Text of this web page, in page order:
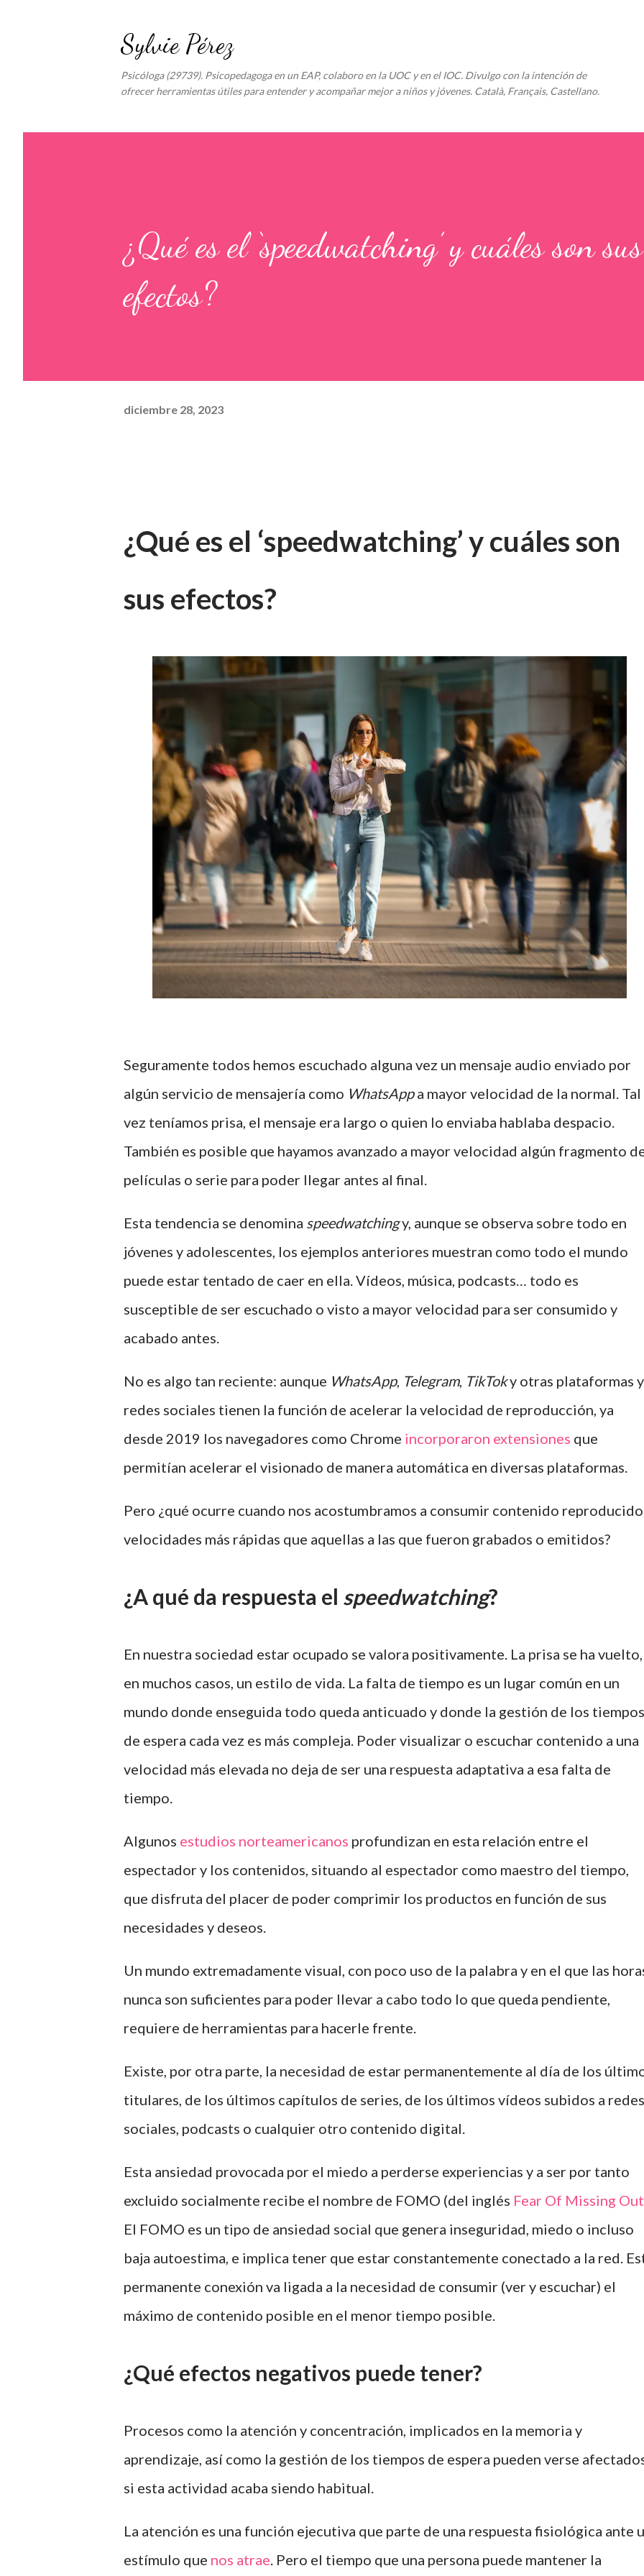
Sylvie Pérez
Psicóloga (29739). Psicopedagoga en un EAP, colaboro en la UOC y en el IOC. Divulgo con la intención de
ofrecer herramientas útiles para entender y acompañar mejor a niños y jóvenes. Català, Français, Castellano.
¿Qué es el ‘speedwatching’ y cuáles son sus
efectos?
diciembre 28, 2023
¿Qué es el ‘speedwatching’ y cuáles son
sus efectos?
Seguramente todos hemos escuchado alguna vez un mensaje audio enviado por
algún servicio de mensajería como WhatsAppa mayor velocidad de la normal. Tal
vez teníamos prisa, el mensaje era largo o quien lo enviaba hablaba despacio.
También es posible que hayamos avanzado a mayor velocidad algún fragmento
películas o serie para poder llegar antes al final.
Esta tendencia se denomina speedwatchingy, aunque se observa sobre todo en
jóvenes y adolescentes, los ejemplos anteriores muestran como todo el mundo
puede estar tentado de caer en ella. Vídeos, música, podcasts… todo es
susceptible de ser escuchado o visto a mayor velocidad para ser consumido y
acabado antes.
No es algo tan reciente: aunque WhatsApp, Telegram, TikToky otras plataformas y
redes sociales tienen la función de acelerar la velocidad de reproducción, ya
desde 2019 los navegadores como Chrome incorporaron extensiones que
permitían acelerar el visionado de manera automática en diversas plataformas.
Pero ¿qué ocurre cuando nos acostumbramos a consumir contenido
velocidades más rápidas que aquellas a las que fueron grabados o emitidos?
¿A qué da respuesta el speedwatching?
En nuestra sociedad estar ocupado se valora positivamente. La prisa se ha vuelto,
en muchos casos, un estilo de vida. La falta de tiempo es un lugar común en un
mundo donde enseguida todo queda anticuado y donde la gestión de los tiempos
de espera cada vez es más compleja. Poder visualizar o escuchar contenido a una
velocidad más elevada no deja de ser una respuesta adaptativa a esa falta de
tiempo.
Algunos estudios norteamericanos profundizan en esta relación entre el
espectador y los contenidos, situando al espectador como maestro del tiempo,
que disfruta del placer de poder comprimir los productos en función de sus
necesidades y deseos.
Un mundo extremadamente visual, con poco uso de la palabra y en el que las
nunca son suficientes para poder llevar a cabo todo lo que queda pendiente,
requiere de herramientas para hacerle frente.
Existe, por otra parte, la necesidad de estar permanentemente al día de los
titulares, de los últimos capítulos de series, de los últimos vídeos subidos a redes
sociales, podcasts o cualquier otro contenido digital.
Esta ansiedad provocada por el miedo a perderse experiencias y a ser por tanto
excluido socialmente recibe el nombre de FOMO (del inglés Fear Of Missing Out
El FOMO es un tipo de ansiedad social que genera inseguridad, miedo o incluso
baja autoestima, e implica tener que estar constantemente conectado a la red.
permanente conexión va ligada a la necesidad de consumir (ver y escuchar) el
máximo de contenido posible en el menor tiempo posible.
¿Qué efectos negativos puede tener?
Procesos como la atención y concentración, implicados en la memoria y
aprendizaje, así como la gestión de los tiempos de espera pueden verse
si esta actividad acaba siendo habitual.
La atención es una función ejecutiva que parte de una respuesta fisiológica ante
estímulo que nos atrae. Pero el tiempo que una persona puede mantener la